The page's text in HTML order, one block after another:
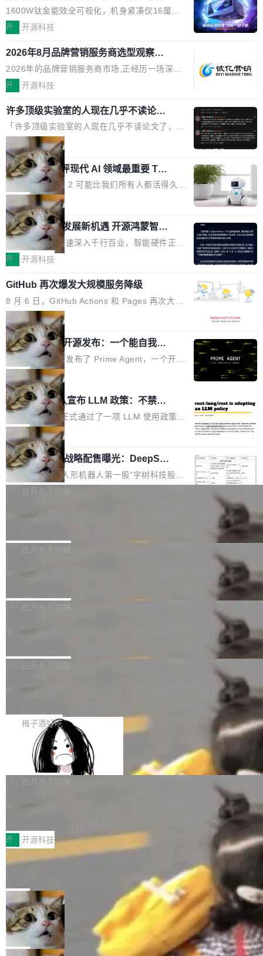
现有产品的天花板 我用过不少 AI 浏览器插件。
刚开始觉得都挺好——选中一段文字，弹出解
要。但用久了你会发现，它们本质上都是同一类
东西：一个带网页上下文的聊天框。 它们能读取
页面的文本，然后把文本丢给大模型，再返回一
段回答。仅此而已。 这当然有用，但总觉得差点
意思。比如我在一个后台管理系统里，需要填50
个表单字段，每个字段还有联动逻辑；比如我
想...
源：为发烧级主机与本地AI算力打造旗
舰供电方案
1600W钛金能效全可视化，机身紧凑仅16厘米
继2026台北电脑展首度亮相后，技嘉科技近日正
电源专为发烧级DIY主机与本地AI算力平台打
造，整机长度仅16厘米，提供1600W额定功率
与80PLUS钛金能效；支持ATX 3.1与PCIe 5.1
规范，结合服务器级元件、完善供电线材与内置
实时LCD监控屏，可充分满足当下高阶PC主机
的严苛使用需求。 澎湃功率，紧凑机身 钛金雕1
600PG5 AI TOP具备强悍输出功率，同时实现
机身尺寸大幅精简。整机长度仅16厘米，属于同
功率段机身尺寸十分紧凑的1600W电源产品。小
巧机身有效提升市面主流标准A...
开 开源科技
2026年8月品牌营销服务商选型观察：
从流量思维到品牌资产思维的范式转移
2026年的品牌营销服务商市场,正经历一场深刻
的价值重构。全球全案品牌代理机构市场从2025
复合增长率达5.44%,预计2032年将突破120亿美
元。数字广告与公共关系相关服务市场更是从20
25年的8463亿美元扩张至2026年的8763亿美
元。数字的背后是一个清晰的事实——品牌对专
业化营销服务的需求从未如此迫切。 但市场扩容
的同时,服务商的竞争逻辑正在改变。2026年Top
Agency年度合辑的观察指出,“产品”这个离消费
者最近的载体,在整个品牌营销层面的权重显著变
高了。全域营销服务商的竞争正在从规模转向深
度,案例厚度、全域覆盖、多线协同...
开 开源科技
许多顶级实验室的人现在几乎不读论文
了
「许多顶级实验室的人现在几乎不读论文了，而
且他们认为 ICLR/ICML/NeurIPS 充斥着大量过
度宣传和欺诈。」 OpenAI 研究员 Keller Jorda
n 这条推文引发了广泛讨论。他不是在说风凉
话，他是说出了一个圈内人尽皆知但很少公开捅
破的事实。 Jordan 随后补充了一句软化声明：
「我不认为这些会议上大部分论文都在过度宣传
或造假。问题是，作为读者，如果你筛选出那些
看起来最令人兴奋的论文，那它们大部分都是过
度宣传的。」 这才是真正的痛点。不是所有论文
都有问题，是最吸引眼球的那批论文最有问题。
他引用的帖子来自 Mathew Shen，一位 ICLR 2
026 的读者：「看了篇 ...
局
xAI 前工程师评现代 AI 领域最重要 Top
3 开源项目
Flash Attention 2 可能比我们所有人都活得久。
这句话不是来自某个技术博客，而是出自 Hieu
Pham 的一条推文。Hieu Pham 是谁？他是 xAI
的早期工程师之一，在 Grok 训练基础设施团队
工作过。近日他在 X 上发了一条帖子，列出了他
认为现代 AI 领域最重要的三个开源项目。 第一
理由很具体。FA 系列不需要解释，但 FA2 是他
认为最重要的一个——复杂度恰到好处，刚好能
驱动你去学 CuTe，但还没被那些"邪恶的" Hopp
er++ 优化所淹没，足够容易修改和适配。 更关
键的是 FA2 的持久性...
局
共商智能硬件发展新机遇 开源鸿蒙智能
硬件开发者日杭州站即将举行
随着万物智联加速深入千行百业，智能硬件正从
单点设备迈向智能化、网联化、协同化发展。作
鸿蒙通过统一技术底座和分布式能力，为不同类
型智能设备的开发、连接与互联提供关键支撑，
也为产业链企业探索产品创新与商业增长打开新
的空间。 8月14日，开源鸿蒙智能硬件开发者日
（OHDD：OpenHarmony Hardware Develope
r Day）将在杭州启航。活动面向智能硬件产业
链企业和开发者，邀请行业专家与资深技术顾
问，围绕开源鸿蒙技术能力、设备适配、芯片适
配、功耗与稳定性调优、兼容性测评及统一互联
等内容展开系统讲解和实战交流，帮助企业进一
步了解开源鸿蒙在智能...
开 开源科技
GitHub 再次爆发大规模服务降级
8 月 6 日，GitHub Actions 和 Pages 再次大规
模服务降级，Actions 完全不可用超过 5 小时，
webhook 停发，连自托管 runner 也因调度层故
障无法工作。Pages、Copilot code review、C
opilot coding agent 全部受影响。从检测到完全
恢复，大约 12 小时。 这是 2026 年 8 月的第六
起事故，其中四起与 AI/Copilot 服务相关。 Git
Hub 员工 kdaigle 在 HN 讨论中贴出了一组数
据：2025 年全年 10 亿次 commit。现在，每周
2.75 亿次，全年预计 140 亿次。GitHub...
局
Prime Agent 开源发布：一个能自我改
进的编程 Agent，ARC-AGI 3 超越人类
专家基线
Prime Intellect 发布了 Prime Agent，一个开源
的编程 Agent Harness，核心设计围绕两个抽
象：Recursive Language Model（RLM）和 C
ontinual Harness。在 ARC-AGI 3 基准测试
上，Prime Agent + Opus 5 的组合达到了 95.
5% RHAE Best@1，超过了 ARC 报告的人类专
家基线 95.4%。 不是又一个 coding agent 包装
器 Prime Agent 的架构和市面上大多数 coding
agent 有本质区别。大多数 agent harness 的设
计是基于早期模型的能力—...
局
Rust 项目团队宣布 LLM 政策：不禁
止，但你要承认哪些代码不是你写的
Rust 语言项目正式通过了一项 LLM 使用政策，
覆盖 rust-lang/rust 单一仓库的代码贡献。这不
是项目级别的官方立场，目前由五个团队采纳，
但它可能是主流开源项目中关于 AI 辅助贡献最
细致的一份规则。 政策的核心只有一句话：LLM
可以用来分析、提炼、审阅、建议，但不能用来
不得生成涉及安全性的关键变更，除非作者本身
局
宇树科技 IPO 战略配售曝光：DeepSe
ek 获配 93.3 万股，锁定 36 个月
8月6日晚间，“人形机器人第一股”宇树科技股份
有限公司披露IPO发行价格及战略配售结果，杭
36个月。 公告显示，本次宇树科技战略配售对
员工参与设立的专项资产管理计划。其中，Dee
获配9...
白开水不加糖
Bug fixes and enhancements 修复多次传递同
一个回归问题，该问题导致拉取镜像时会拒绝包
题，该问题可能导致在旧版 Linux 内核...
白开水不加糖
e 孵化器项目管理委员会（IPMC）投票中获得
P）！这一里程碑不仅标志着 Fluss 迈入新的发
白开水不加糖
长期停止内容更新，未能实现其作为“AI版维基百
提交的编辑请求也长期处于待处理状态。 Groki
pedia 于去年底上线，定位为由人工智能生成内
容的百科平台，被马斯克视为传统众包百科网站
维基百科的替代方案。Lawfare 调查发现，无论
热门页面还是低关注度页面，均未出现近期更
白开水不加糖
是这样的：配 MessageSource 的 Bean、写 R
eloadableResourceBundleMessageSource、
声明 LocaleResolver、注册 LocaleChangeInt
erceptor…五六步之后才能看到第一行翻译文
本。 Solon 换了个方式。整个 i18n 模块围绕三
梅子酒好吃
Apache Doris 4.1 全面增强 Iceberg：
支持 UPDATE、MERGE INTO 与 Iceb
erg V3
Apache Doris 4.1 要补齐的，正是缺失的那一
半。在已有查询能力的基础上，Doris 进一步支
常维护操作，并完整支持 Iceberg V3 格式。
白开水不加糖
村国家自主创新示范区会议中心开幕。本届大会
由中关村智联软件服务业质量创新联盟主办，以
“智构可信·质创未来——AI原生时代的质量新范
式”为主题，直面AI从实验室走向规模化产业落地
的核心质量命题。会上，《2026智能研发生产力
工具选型手册》发布，Testin云测的Testin XAge
nt智能测试系统入选AI测试领域代表产品。对CI
O而言，这提示了一个转变：AI测试正在从效率
工具升级为企业的质量基础设施。 CIO面对的新
开 开源科技
让非法状态不可表示：一篇关于 ADT
有一种东西，一旦用过就回不去了。Alex Fedos
eev 管它叫"软件设计的基石"。 他说的东西不新
鲜——代数数据类型（ADT），尤其是和类型
（sum type）。但他说清楚了一件事：这不是类
型系统的学术体操，是日常编码的思维方式。 文
章从一个简单的例子切入。一个网站的深色主题
局
Cloudflare 开源内部企业 AI 平台 Clou
dflare OS
Cloudflare 发布了一个开源项目 Cloudflare O
S。如果你只看官方博客，你会觉得这是又一